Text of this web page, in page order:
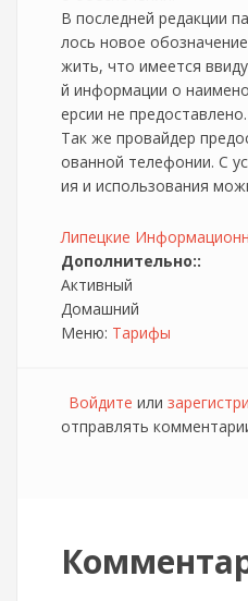
В последней редакции
лось новое
жить, что имеется
й информации о
ерсии не предоставлено.
Так же провайдер
ованной телефонии. С
ия и использования
Липецкие
Дополнительно::
Активный
Домашний
Меню: Тарифы
Войдите или
отправлять